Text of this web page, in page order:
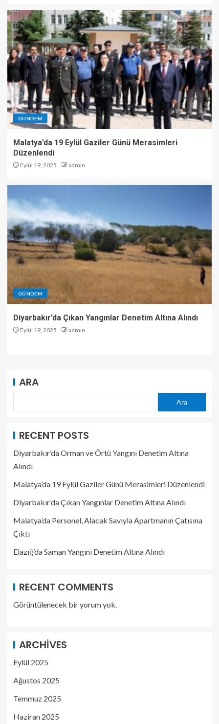
GÜNDEM
Malatya’da 19 Eylül Gaziler Günü Merasimleri
Düzenlendi
Eylül 19, 2025 admin
GÜNDEM
Diyarbakır’da Çıkan Yangınlar Denetim Altına Alındı
Eylül 19, 2025 admin
ARA
Ara
RECENT POSTS
Diyarbakır’da Orman ve Örtü Yangını Denetim Altına
Alındı
Malatya’da 19 Eylül Gaziler Günü Merasimleri Düzenlendi
Diyarbakır’da Çıkan Yangınlar Denetim Altına Alındı
Malatya’da Personel, Alacak Savıyla Apartmanın Çatısına
Çıktı
Elazığ’da Saman Yangını Denetim Altına Alındı
RECENT COMMENTS
Görüntülenecek bir yorum yok.
ARCHIVES
Eylül 2025
Ağustos 2025
Temmuz 2025
Haziran 2025